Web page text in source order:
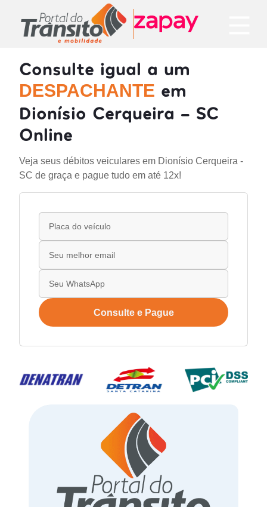
Consulte igual a um
DESPACHANTE em
Dionísio Cerqueira - SC
Online
Veja seus débitos veiculares em Dionísio Cerqueira -
SC de graça e pague tudo em até 12x!
Consulte e Pague